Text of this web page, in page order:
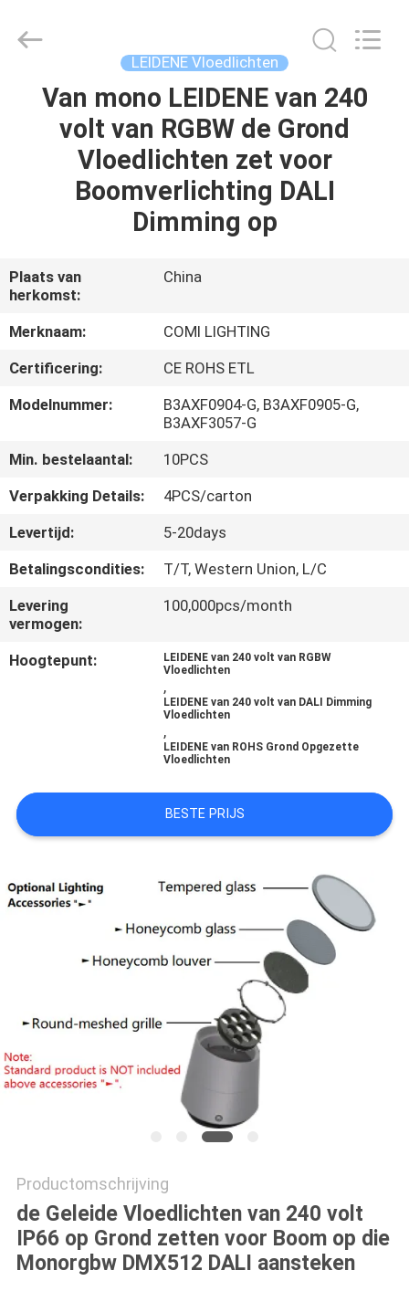
HUIS
PRODUCTEN
FABRIEKSREIS
KWALITEITSCONTROLE
CONTACTEER
ONS
NIEUWS
GEVALLEN
SITEMAP
PRIVACYBELEID
LIMITED.
LEIDENE Vloedlichten
Van mono LEIDENE van 240
volt van RGBW de Grond
Vloedlichten zet voor
Boomverlichting DALI
Dimming op
Plaats van
herkomst:
China
Merknaam:
COMI LIGHTING
Certificering:
CE ROHS ETL
Modelnummer:
B3AXF0904-G, B3AXF0905-G,
B3AXF3057-G
Min. bestelaantal:
10PCS
Verpakking Details:
4PCS/carton
Levertijd:
5-20days
Betalingscondities:
T/T, Western Union, L/C
Levering
vermogen:
100,000pcs/month
Hoogtepunt:
LEIDENE van 240 volt van RGBW
Vloedlichten
,
LEIDENE van 240 volt van DALI Dimming
Vloedlichten
,
LEIDENE van ROHS Grond Opgezette
Vloedlichten
BESTE PRIJS
Productomschrijving
de Geleide Vloedlichten van 240 volt
IP66 op Grond zetten voor Boom op die
Monorgbw DMX512 DALI aansteken